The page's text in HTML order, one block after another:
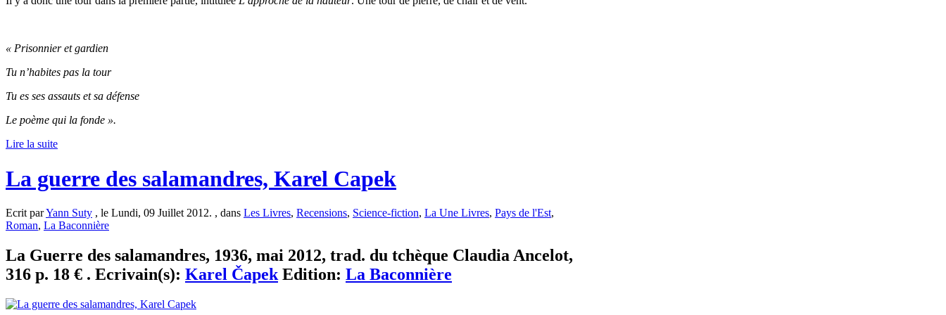
« Prisonnier et gardien
Tu n’habites pas la tour
Tu es ses assauts et sa défense
Le poème qui la fonde ».
Lire la suite
La guerre des salamandres, Karel Capek
Ecrit parYann Suty , le Lundi, 09 Juillet 2012. , dans Les Livres, Recensions, Science-fiction, La Une Livres, Pays de l'Est,
Roman, La Baconnière
La Guerre des salamandres, 1936, mai 2012, trad. du tchèque Claudia Ancelot,
316 p. 18 € . Ecrivain(s): Karel Čapek Edition: La Baconnière